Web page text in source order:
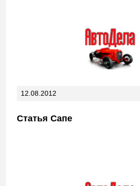
12.08.2012
Статья Сапе